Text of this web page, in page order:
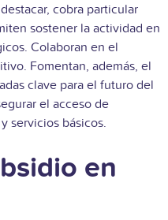
cobra particular
sostener la actividad en
Colaboran en el
Fomentan, además, el
clave para el futuro del
el acceso de
servicios básicos.
en